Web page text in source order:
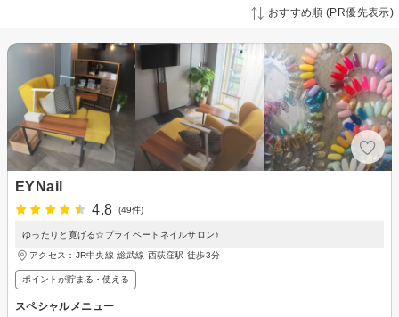
おすすめ順 (PR優先表示)
EYNail
4.8
(49件)
ゆったりと寛げる☆プライベートネイルサロン♪
アクセス：JR中央線 総武線 西荻窪駅 徒歩3分
ポイントが貯まる・使える
スペシャルメニュー